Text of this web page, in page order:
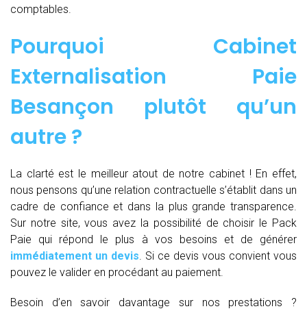
comptables.
Pourquoi Cabinet
Externalisation Paie
Besançon plutôt qu’un
autre ?
La clarté est le meilleur atout de notre cabinet ! En effet,
nous pensons qu’une relation contractuelle s’établit dans un
cadre de confiance et dans la plus grande transparence.
Sur notre site, vous avez la possibilité de choisir le Pack
Paie qui répond le plus à vos besoins et de générer
immédiatement un devis . Si ce devis vous convient vous
pouvez le valider en procédant au paiement.
Besoin d’en savoir davantage sur nos prestations ?